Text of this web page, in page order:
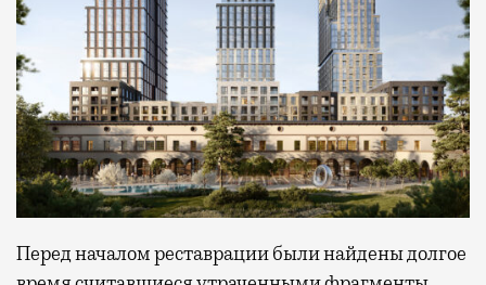
Перед началом реставрации были найдены долгое